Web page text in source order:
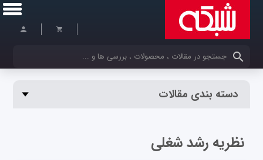
کلمات کلیدی خود را وارد کنید
دسته بندی مقالات
نظریه رشد شغلی